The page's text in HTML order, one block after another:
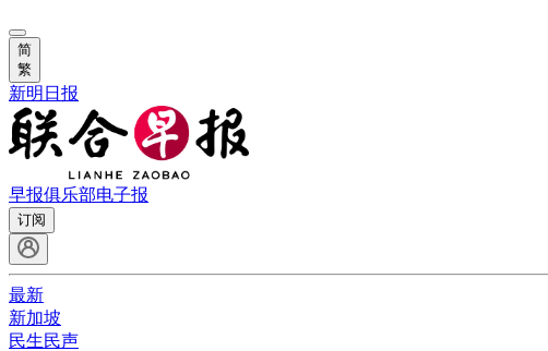
简
繁
新明日报
早报俱乐部电子报
订阅
最新
新加坡
民生民声